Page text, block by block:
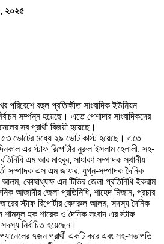
২০২৫
পরিবেশে বহুল প্রতিক্ষীত সাংবাদিক ইউনিয়ন
সর্ম্পন্ন হয়েছে। এতে পেশাদার সাংবাদিকদের
সব প্রার্থী বিজয়ী হয়েছে।
৫৩ ভোটের মধ্যে ২৯ ভোট কাস্ট হয়েছে। এতে
এর স্টাফ রিপোর্টার নুরুল ইসলাম হেলালী, সহ-
এম আর মাহবুব, সাধারণ সম্পাদক স্থানীয়
সম্পাদক এস এম জাফর, যুগ্ন-সম্পাদক দৈনিক
আলম, কোষাধ্যক্ষ এন টিভির জেলা প্রতিনিধি ইকরাম
আজাদীর জেলা প্রতিনিধি, শাহেদ মিজান, প্রচার
স্টাফ রিপোর্টার বেদারুল আলম, সদস্য দৈনিক
শামসুল হক শারেক ও দৈনিক সংবাদ এর স্টাফ
নির্বাচিত হয়েছেন।
৭জন প্রার্থী একটি করে এবং সহ-সভাপতি